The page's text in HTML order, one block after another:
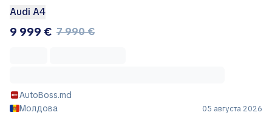
Audi A4
9 999 € 7 990 €
AutoBoss.md
Молдова
05 августа 2026